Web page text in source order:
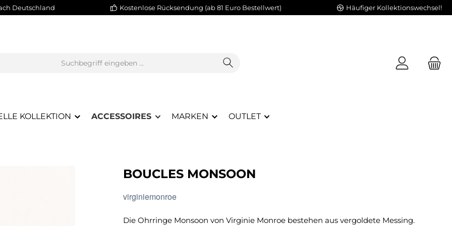
Deutschland Kostenlose Rücksendung (ab 81 Euro Bestellwert) Häufiger Kollektionswechsel!
KOLLEKTION ACCESSOIRES MARKEN OUTLET
BOUCLES MONSOON
virginiemonroe
Die Ohrringe Monsoon von Virginie Monroe bestehen aus vergoldete Messing.